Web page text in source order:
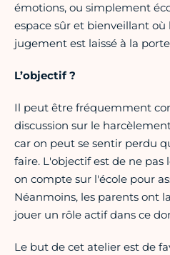
émotions, ou simplement
espace sûr et bienveillant
jugement est laissé à la
L’objectif ?
Il peut être fréquemment
discussion sur le
car on peut se sentir perdu
faire. L'objectif est de ne pas
on compte sur l'école pour
Néanmoins, les parents ont
jouer un rôle actif dans ce
Le but de cet atelier est de